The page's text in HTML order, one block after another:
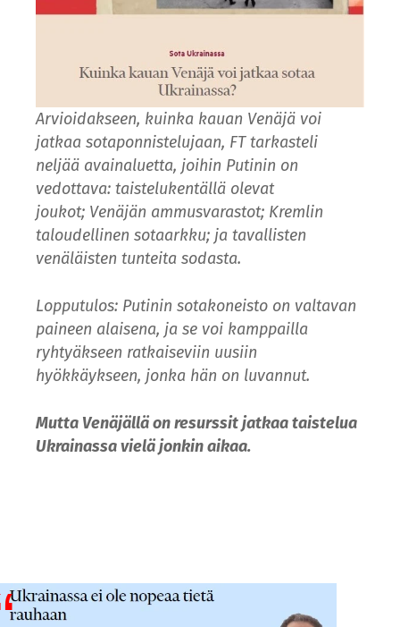
Arvioidakseen, kuinka kauan Venäjä voi
jatkaa sotaponnistelujaan, FT tarkasteli
neljää avainaluetta, joihin Putinin on
vedottava: taistelukentällä olevat
joukot; Venäjän ammusvarastot; Kremlin
taloudellinen sotaarkku; ja tavallisten
venäläisten tunteita sodasta.
Lopputulos: Putinin sotakoneisto on valtavan
paineen alaisena, ja se voi kamppailla
ryhtyäkseen ratkaiseviin uusiin
hyökkäykseen, jonka hän on luvannut.
Mutta Venäjällä on resurssit jatkaa taistelua
Ukrainassa vielä jonkin aikaa.